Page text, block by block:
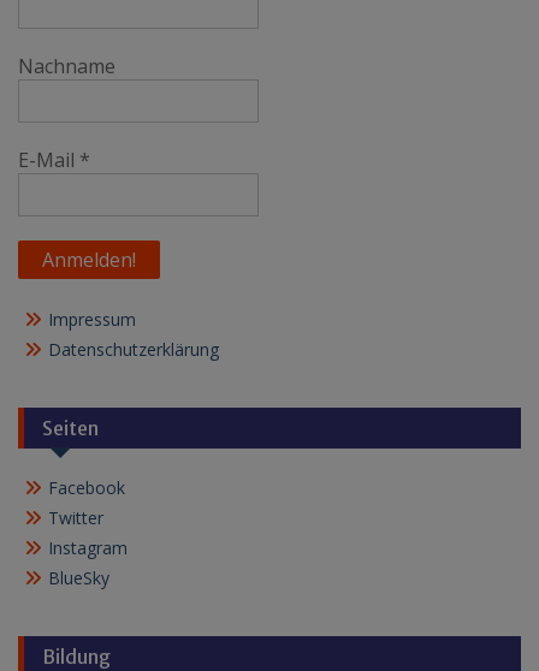
Nachname
E-Mail *
Impressum
Datenschutzerklärung
Seiten
Facebook
Twitter
Instagram
BlueSky
Bildung